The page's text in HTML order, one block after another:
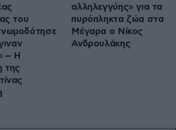
του
– Η
της
αλληλεγγύης» για τα
πυρόπληκτα ζώα στα
Μέγαρα ο Νίκος
Ανδρουλάκης